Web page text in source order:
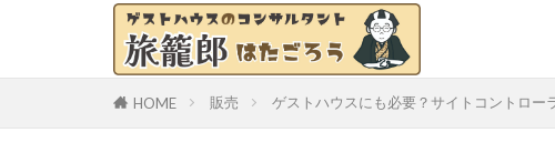
HOME 販売 ゲストハウスにも必要？サイトコントロー